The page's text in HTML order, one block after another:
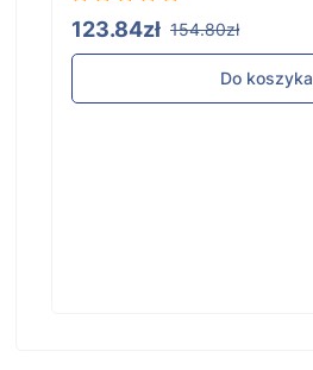
123.84zł 154.80zł
Do koszyka